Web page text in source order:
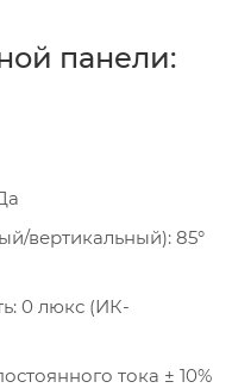
панели:
вертикальный): 85°
0 люкс (ИК-
тока ± 10%